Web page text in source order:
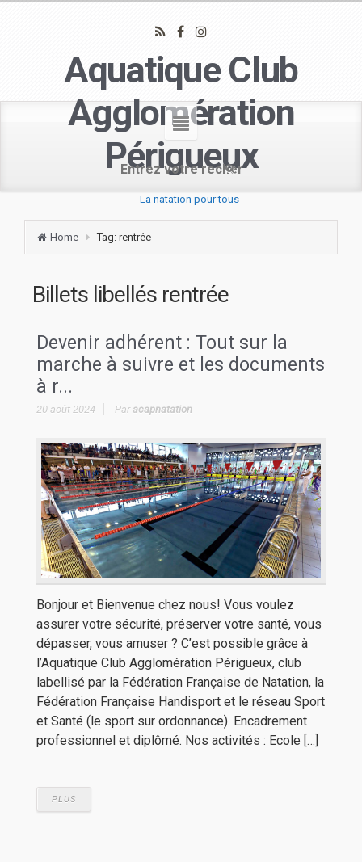
Aquatique Club
Agglomération
Périgueux
La natation pour tous
Home Tag: rentrée
Billets libellés rentrée
Devenir adhérent : Tout sur la
marche à suivre et les documents
à r...
20 août 2024 Paracapnatation
Bonjour et Bienvenue chez nous! Vous voulez
assurer votre sécurité, préserver votre santé, vous
dépasser, vous amuser ? C’est possible grâce à
l’Aquatique Club Agglomération Périgueux, club
labellisé par la Fédération Française de Natation, la
Fédération Française Handisport et le réseau Sport
et Santé (le sport sur ordonnance). Encadrement
professionnel et diplômé. Nos activités : Ecole […]
PLUS